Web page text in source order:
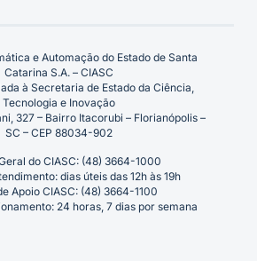
e Automação do Estado de Santa
Catarina S.A. – CIASC
à Secretaria de Estado da Ciência,
Tecnologia e Inovação
327 – Bairro Itacorubi – Florianópolis –
SC – CEP 88034-902
do CIASC: (48) 3664-1000
dias úteis das 12h às 19h
Apoio CIASC: (48) 3664-1100
24 horas, 7 dias por semana